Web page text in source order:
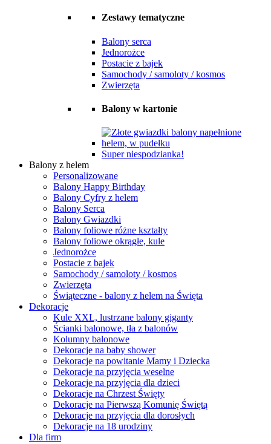
Zestawy tematyczne
Balony serca
Jednorożce
Postacie z bajek
Samochody / samoloty / kosmos
Zwierzęta
Balony w kartonie
Super niespodzianka!
Balony z helem
Personalizowane
Balony Happy Birthday
Balony Cyfry z helem
Balony Serca
Balony Gwiazdki
Balony foliowe różne kształty
Balony foliowe okrągłe, kule
Jednorożce
Postacie z bajek
Samochody / samoloty / kosmos
Zwierzęta
Świąteczne - balony z helem na Święta
Dekoracje
Kule XXL, lustrzane balony giganty
Ścianki balonowe, tła z balonów
Kolumny balonowe
Dekoracje na baby shower
Dekoracje na powitanie Mamy i Dziecka
Dekoracje na przyjęcia weselne
Dekoracje na przyjęcia dla dzieci
Dekoracje na Chrzest Święty
Dekoracje na Pierwszą Komunię Świętą
Dekoracje na przyjęcia dla dorosłych
Dekoracje na 18 urodziny
Dla firm